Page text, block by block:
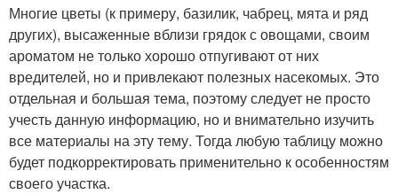
Многие цветы (к примеру, базилик, чабрец, мята и ряд
других), высаженные вблизи грядок с овощами, своим
ароматом не только хорошо отпугивают от них
вредителей, но и привлекают полезных насекомых. Это
отдельная и большая тема, поэтому следует не просто
учесть данную информацию, но и внимательно изучить
все материалы на эту тему. Тогда любую таблицу можно
будет подкорректировать применительно к особенностям
своего участка.